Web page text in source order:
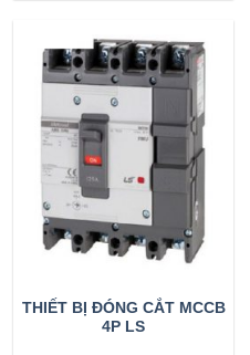
THIẾT BỊ ĐÓNG CẮT MCCB
4P LS